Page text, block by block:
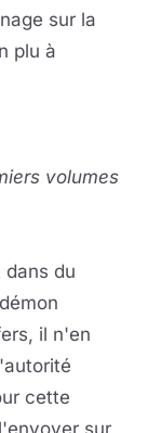
sur la
plu à
volumes
du
il n'en
cette
sur